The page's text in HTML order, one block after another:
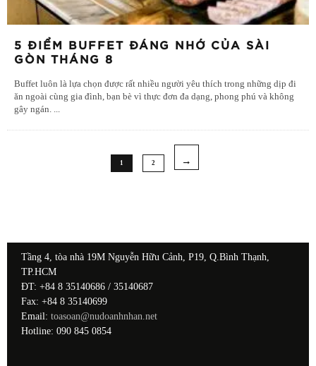
5 ĐIỂM BUFFET ĐÁNG NHỚ CỦA SÀI
GÒN THÁNG 8
Buffet luôn là lựa chọn được rất nhiều người yêu thích trong những dịp đi
ăn ngoài cùng gia đình, bạn bè vì thực đơn đa dạng, phong phú và không
gây ngán.
1 2
Tầng 4, tòa nhà 19M Nguyễn Hữu Cảnh, P19, Q.Bình Thạnh,
TP.HCM
ĐT: +84 8 35140686 / 35140687
Fax: +84 8 35140699
Email: toasoan@nudoanhnhan.net
Hotline: 090 845 0854